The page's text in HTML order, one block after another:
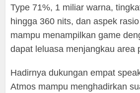
Type 71%, 1 miliar warna,
hingga 360 nits, dan aspek
mampu menampilkan game
dapat leluasa menjangkau area
Hadirnya dukungan empat
Atmos mampu menghadirkan